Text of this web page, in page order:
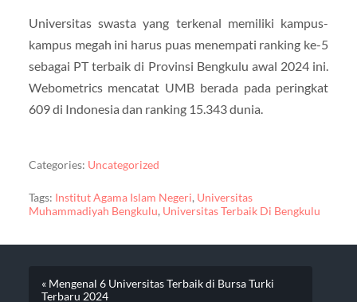
Universitas swasta yang terkenal memiliki kampus-
kampus megah ini harus puas menempati ranking ke-5
sebagai PT terbaik di Provinsi Bengkulu awal 2024 ini.
Webometrics mencatat UMB berada pada peringkat
609 di Indonesia dan ranking 15.343 dunia.
Categories: Uncategorized
Tags: Institut Agama Islam Negeri, Universitas
Muhammadiyah Bengkulu, Universitas Terbaik Di Bengkulu
« Mengenal 6 Universitas Terbaik di Bursa Turki
Terbaru 2024